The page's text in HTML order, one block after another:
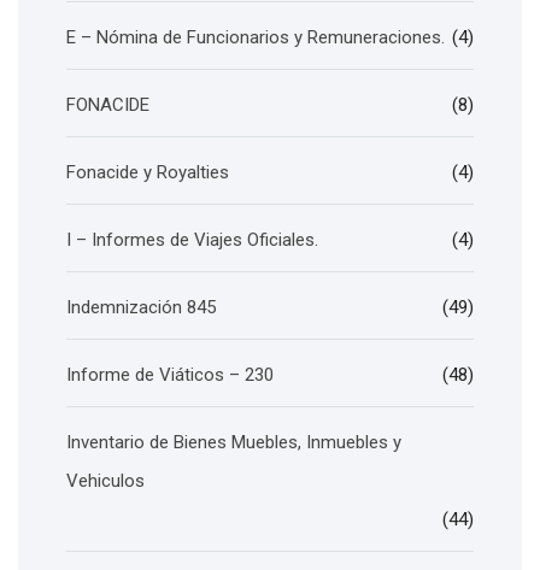
E – Nómina de Funcionarios y Remuneraciones. (4)
FONACIDE (8)
Fonacide y Royalties (4)
I – Informes de Viajes Oficiales. (4)
Indemnización 845 (49)
Informe de Viáticos – 230 (48)
Inventario de Bienes Muebles, Inmuebles y
Vehiculos
(44)